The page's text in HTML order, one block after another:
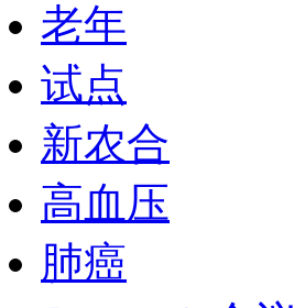
老年
试点
新农合
高血压
肺癌